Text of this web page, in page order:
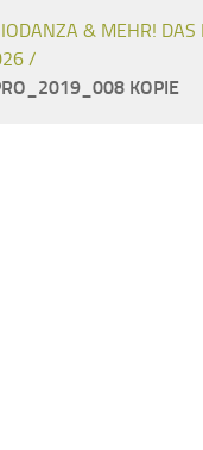
& MEHR! DAS
/
KOPIE